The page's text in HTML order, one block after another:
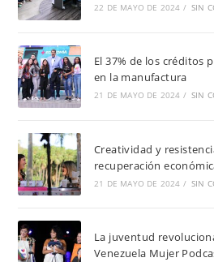
22 DE MAYO DE 2024 / SIN
El 37% de los créditos
en la manufactura
21 DE MAYO DE 2024 / SIN
Creatividad y
recuperación
21 DE MAYO DE 2024 / SIN
La juventud
Venezuela Mujer